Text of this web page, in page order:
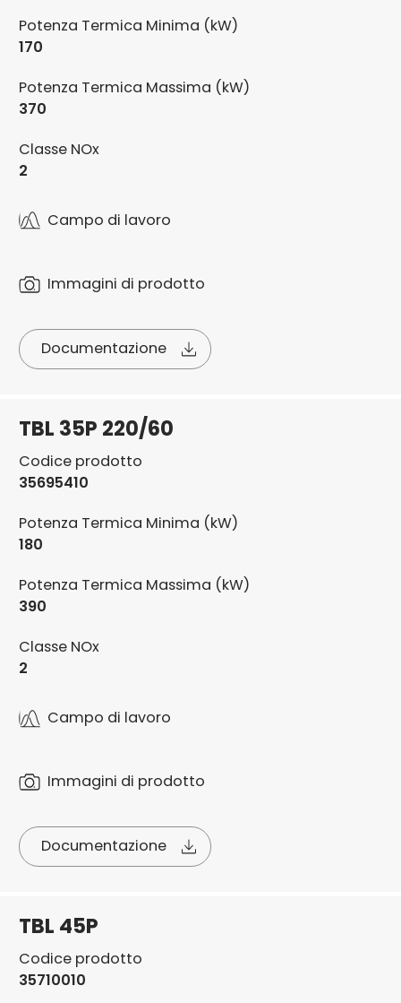
Potenza Termica Minima (kW)
170
Potenza Termica Massima (kW)
370
Classe NOx
2
Campo di lavoro
Immagini di prodotto
Documentazione
TBL 35P 220/60
Codice prodotto
35695410
Potenza Termica Minima (kW)
180
Potenza Termica Massima (kW)
390
Classe NOx
2
Campo di lavoro
Immagini di prodotto
Documentazione
TBL 45P
Codice prodotto
35710010